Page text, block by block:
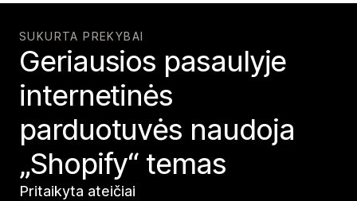
SUKURTA PREKYBAI
Geriausios pasaulyje
internetinės
parduotuvės naudoja
„Shopify“ temas
Pritaikyta ateičiai